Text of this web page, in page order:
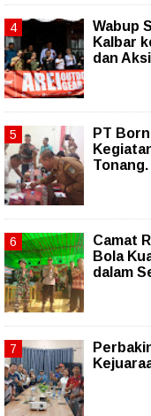
Wabup
Kalbar
dan
PT
Tonang.
Camat
Bola
dalam